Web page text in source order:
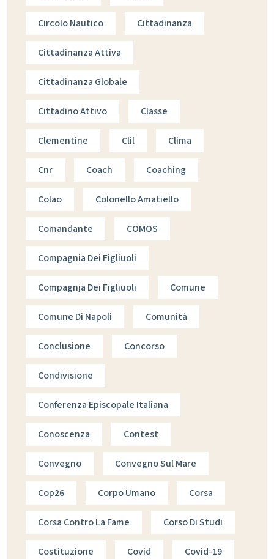
Circolo Nautico Cittadinanza
Cittadinanza Attiva
Cittadinanza Globale
Cittadino Attivo Classe
Clementine Clil Clima
Cnr Coach Coaching
Colao Colonello Amatiello
Comandante COMOS
Compagnia Dei Figliuoli
Compagnja Dei Figliuoli Comune
Comune Di Napoli Comunità
Conclusione Concorso
Condivisione
Conferenza Episcopale Italiana
Conoscenza Contest
Convegno Convegno Sul Mare
Cop26 Corpo Umano Corsa
Corsa Contro La Fame Corso Di Studi
Costituzione Covid Covid-19